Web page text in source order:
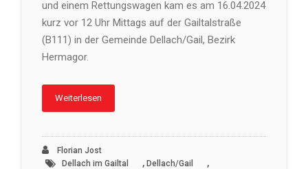
und einem Rettungswagen kam es am 16.04.2024
kurz vor 12 Uhr Mittags auf der Gailtalstraße
(B111) in der Gemeinde Dellach/Gail, Bezirk
Hermagor.
Weiterlesen
Florian Jost
Dellach im Gailtal
, Dellach/Gail ,